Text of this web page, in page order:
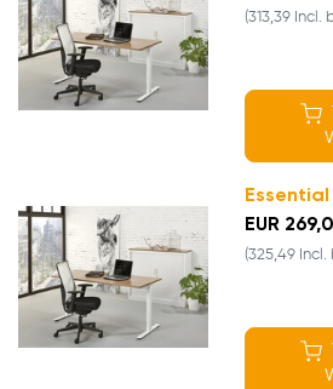
(313,39 Incl.
EUR
(325,49 Incl.